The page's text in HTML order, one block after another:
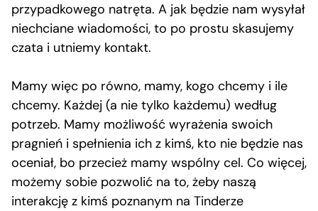
przypadkowego natręta. A jak będzie nam wysyłał
niechciane wiadomości, to po prostu skasujemy
czata i utniemy kontakt.
Mamy więc po równo, mamy, kogo chcemy i ile
chcemy. Każdej (a nie tylko każdemu) według
potrzeb. Mamy możliwość wyrażenia swoich
pragnień i spełnienia ich z kimś, kto nie będzie nas
oceniał, bo przecież mamy wspólny cel. Co więcej,
możemy sobie pozwolić na to, żeby naszą
interakcję z kimś poznanym na Tinderze